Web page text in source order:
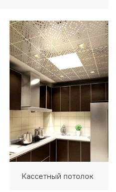
Кассетный потолок